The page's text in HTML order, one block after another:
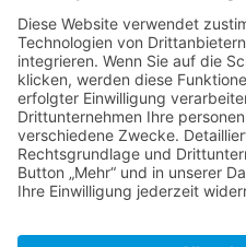
Kompetente Beratung
Partner
* Alle Preise inkl. gesetzl.